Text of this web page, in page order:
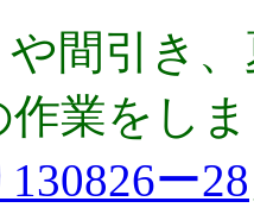
間引き
作業をし
ー28